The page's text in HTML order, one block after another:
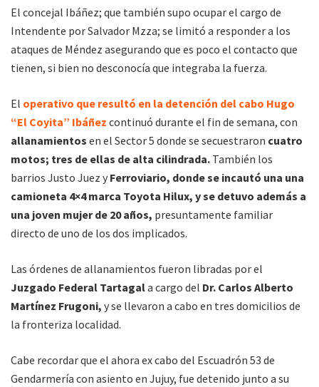
El concejal Ibáñez; que también supo ocupar el cargo de
Intendente por Salvador Mzza; se limitó a responder a los
ataques de Méndez asegurando que es poco el contacto que
tienen, si bien no desconocía que integraba la fuerza.
El operativo que resultó en la detención del cabo Hugo
“El Coyita” Ibáñez continuó durante el fin de semana, con
allanamientos en el Sector 5 donde se secuestraron cuatro
motos; tres de ellas de alta cilindrada. También los
barrios Justo Juez y Ferroviario, donde se incautó una una
camioneta 4×4 marca Toyota Hilux, y se detuvo además a
una joven mujer de 20 años, presuntamente familiar
directo de uno de los dos implicados.
Las órdenes de allanamientos fueron libradas por el
Juzgado Federal Tartagala cargo del Dr. Carlos Alberto
Martínez Frugoni, y se llevaron a cabo en tres domicilios de
la fronteriza localidad.
Cabe recordar que el ahora ex cabo del Escuadrón 53 de
Gendarmería con asiento en Jujuy, fue detenido junto a su